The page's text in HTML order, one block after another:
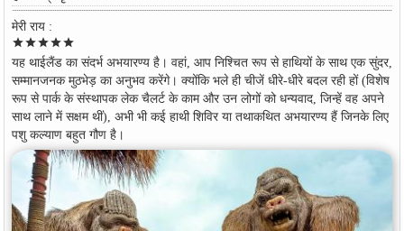
मेरी राय :
starstarstarstarstar
यह थाईलैंड का संदर्भ अभयारण्य है। वहां, आप निश्चित रूप से हाथियों के साथ एक सुंदर,
सम्मानजनक मुठभेड़ का अनुभव करेंगे। क्योंकि भले ही चीजें धीरे-धीरे बदल रही हों (विशेष
रूप से पार्क के संस्थापक लेक चैलर्ट के काम और उन लोगों को धन्यवाद, जिन्हें वह अपने
साथ लाने में सक्षम थीं), अभी भी कई हाथी शिविर या तथाकथित अभयारण्य हैं जिनके लिए
पशु कल्याण बहुत गौण है।